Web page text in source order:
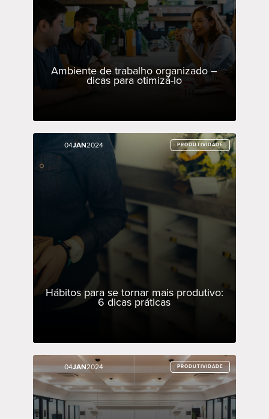
Ambiente de trabalho organizado –
dicas para otimizá-lo
04JAN2024 PRODUTIVIDADE
Hábitos para se tornar mais produtivo:
6 dicas práticas
04JAN2024 PRODUTIVIDADE
04JAN2024 PRODUTIVIDADE
04JAN2024 PRODUTIVIDADE